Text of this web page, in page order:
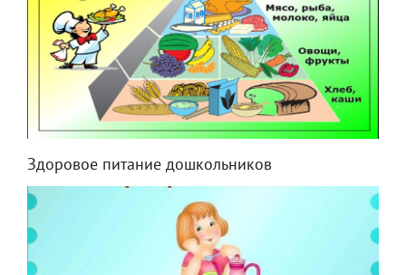
Здоровое питание дошкольников